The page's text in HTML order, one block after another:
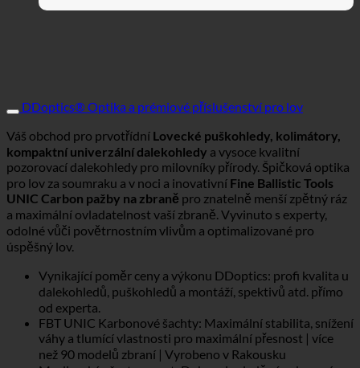
DDoptics® Optika a prémiové příslušenství pro lov
Váš obchod pro prvotřídní Lovecké puškohledy, kolimátory,
kompaktní univerzální dalekohledy a vysoce kvalitní
pozorovací dalekohledy pro milovníky přírody. Špičková optika
pro lov za soumraku a v noci a inovativní Fine Ballistic Tools
UNIC Carbon pažby na zbraně pro znatelně menší zpětný ráz
a maximální ovladatelnost vaší zbraně. Vyvinuto s experty,
odolné vůči povětrnostním vlivům a optimalizované pro
úspěšný lov.
Vynikající poměr ceny a výkonu DDoptics: profi kvalita u
dalekohledů, puškohledů a montáží, spektivů atd. přímo
od experta.
FBT UNIC Karbonové šachty: Maximální stabilita, snížení
váhy a tlumící vlastnosti pro maximální přesnost | více
než 90 modelů zbraní | Vyrobeno v Rakousku